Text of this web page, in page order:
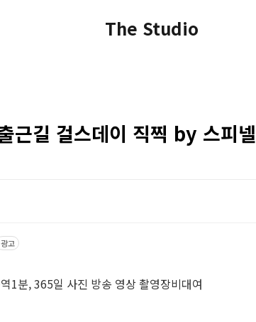
The Studio
근길 걸스데이 직찍 by 스피넬
광고
1분, 365일 사진 방송 영상 촬영장비대여